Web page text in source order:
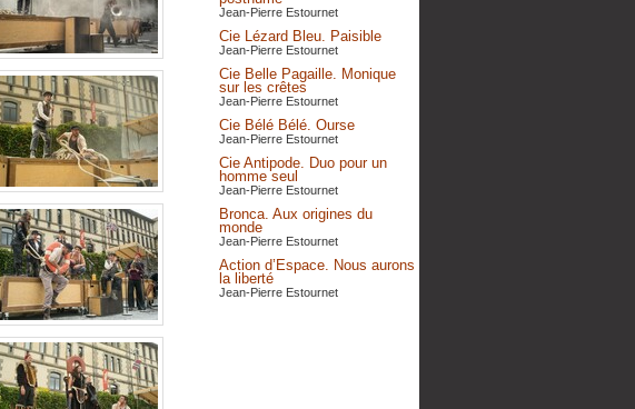
Jean-Pierre Estournet
Cie Lézard Bleu. Paisible
Jean-Pierre Estournet
Cie Belle Pagaille. Monique
sur les crêtes
Jean-Pierre Estournet
Cie Bélé Bélé. Ourse
Jean-Pierre Estournet
Cie Antipode. Duo pour un
homme seul
Jean-Pierre Estournet
Bronca. Aux origines du
monde
Jean-Pierre Estournet
Action d’Espace. Nous aurons
la liberté
Jean-Pierre Estournet